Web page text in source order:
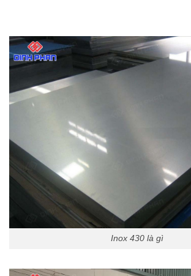
Inox 430 là gì